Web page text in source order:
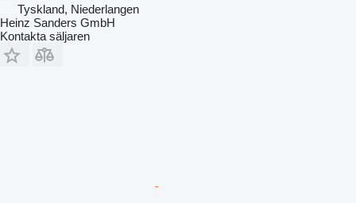
Tyskland, Niederlangen
Heinz Sanders GmbH
Kontakta säljaren